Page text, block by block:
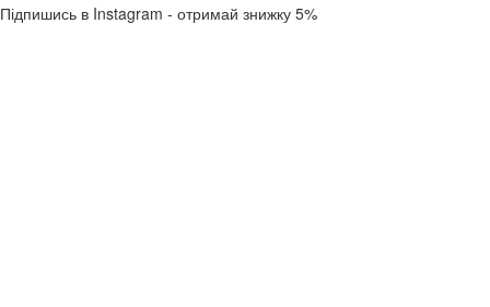
Підпишись в Instagram - отримай знижку 5%